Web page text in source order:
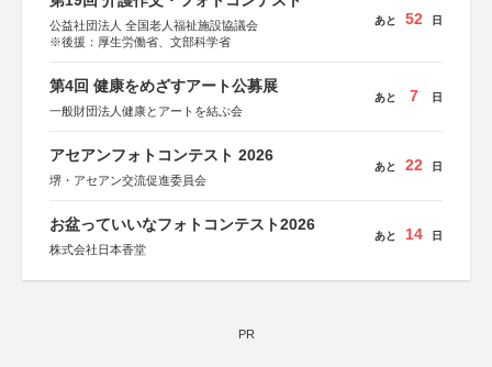
公益社団法人 全国老人福祉施設協議会
※後援：厚生労働省、文部科学省
あと 52 日
第4回 健康をめざすアート公募展
一般財団法人健康とアートを結ぶ会
あと 7 日
アセアンフォトコンテスト 2026
堺・アセアン交流促進委員会
あと 22 日
お盆っていいなフォトコンテスト2026
株式会社日本香堂
あと 14 日
PR